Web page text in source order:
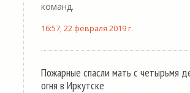
команд.
16:57, 22 февраля 2019 г.
Пожарные спасли мать с четырьмя
огня в Иркутске